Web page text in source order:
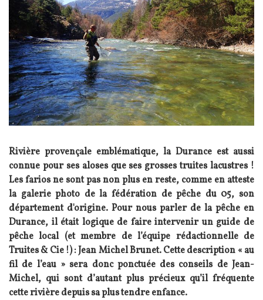
Rivière provençale emblématique, la Durance est aussi
connue pour ses aloses que ses grosses truites lacustres !
Les farios ne sont pas non plus en reste, comme en atteste
la galerie photo de la fédération de pêche du 05, son
département d'origine. Pour nous parler de la pêche en
Durance, il était logique de faire intervenir un guide de
pêche local (et membre de l’équipe rédactionnelle de
Truites & Cie !) : Jean Michel Brunet. Cette description « au
fil de l’eau » sera donc ponctuée des conseils de Jean-
Michel, qui sont d’autant plus précieux qu’il fréquente
cette rivière depuis sa plus tendre enfance.